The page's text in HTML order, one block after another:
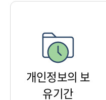
개인정보의 보
유기간